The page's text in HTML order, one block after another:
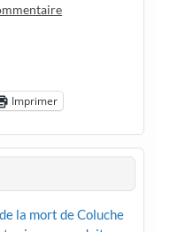
Imprimer
la mort de Coluche